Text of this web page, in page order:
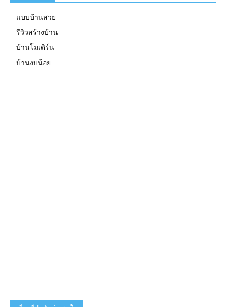
แบบบ้านสวย
รีวิวสร้างบ้าน
บ้านโมเดิร์น
บ้านงบน้อย